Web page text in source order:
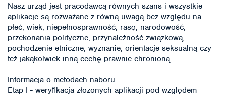
Nasz urząd jest pracodawcą równych szans i wszystkie
aplikacje są rozważane z równą uwagą bez względu na
płeć, wiek, niepełnosprawność, rasę, narodowość,
przekonania polityczne, przynależność związkową,
pochodzenie etniczne, wyznanie, orientacje seksualną czy
też jakąkolwiek inną cechę prawnie chronioną.
Informacja o metodach naboru:
Etap I - weryﬁkacja złożonych aplikacji pod względem